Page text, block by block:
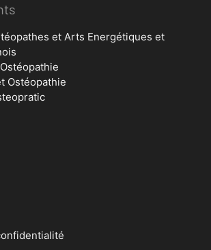
et Arts Energétiques et
Ostéopathie